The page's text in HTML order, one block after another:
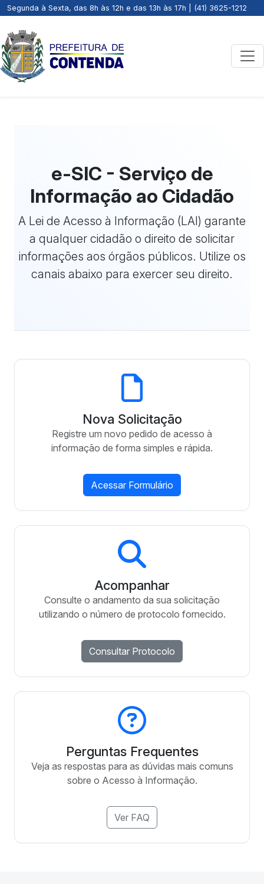
Segunda à Sexta, das 8h às 12h e das 13h às 17h | (41) 3625-1212
e-SIC - Serviço de
Informação ao Cidadão
A Lei de Acesso à Informação (LAI) garante
a qualquer cidadão o direito de solicitar
informações aos órgãos públicos. Utilize os
canais abaixo para exercer seu direito.
Nova Solicitação
Registre um novo pedido de acesso à
informação de forma simples e rápida.
Acessar Formulário
Acompanhar
Consulte o andamento da sua solicitação
utilizando o número de protocolo fornecido.
Consultar Protocolo
Perguntas Frequentes
Veja as respostas para as dúvidas mais comuns
sobre o Acesso à Informação.
Ver FAQ